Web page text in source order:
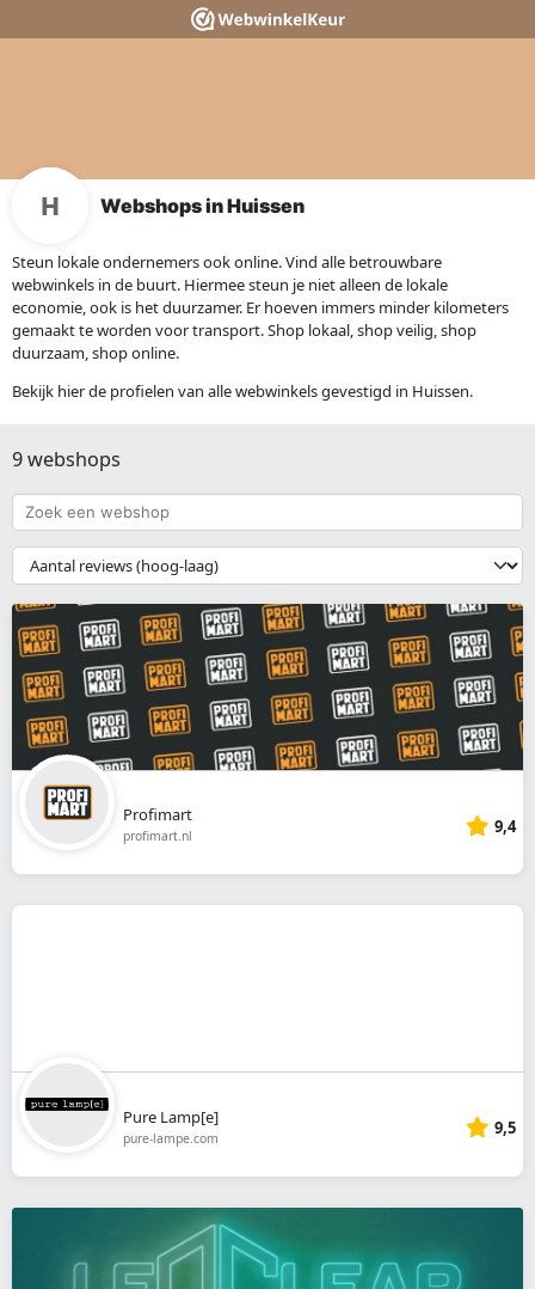
Webshops in Huissen
Steun lokale ondernemers ook online. Vind alle betrouwbare
webwinkels in de buurt. Hiermee steun je niet alleen de lokale
economie, ook is het duurzamer. Er hoeven immers minder kilometers
gemaakt te worden voor transport. Shop lokaal, shop veilig, shop
duurzaam, shop online.
Bekijk hier de profielen van alle webwinkels gevestigd in Huissen.
9 webshops
Zoek
een
webshop
{{
__('Sort')
}}
Profimart
profimart.nl 9,4
Pure Lamp[e]
pure-lampe.com 9,5